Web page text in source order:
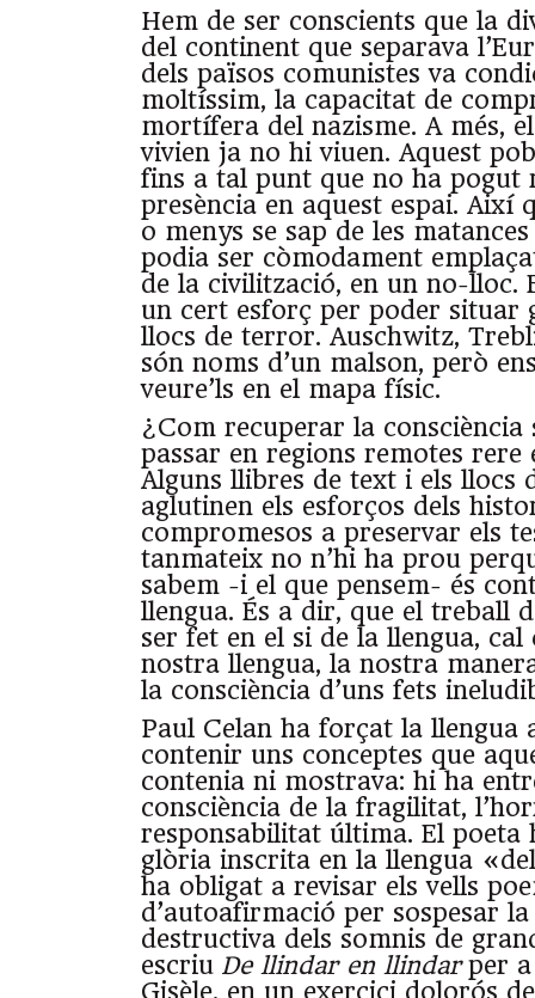
Hem de ser conscients que la
del continent que separava
dels països comunistes va
moltíssim, la capacitat de
mortífera del nazisme. A més,
vivien ja no hi viuen. Aquest
fins a tal punt que no ha pogut
presència en aquest espai. Així
o menys se sap de les
podia ser còmodament
de la civilització, en un no-lloc.
un cert esforç per poder situar
llocs de terror. Auschwitz,
són noms d’un malson, però
veure’ls en el mapa físic.
¿Com recuperar la consciència
passar en regions remotes rere
Alguns llibres de text i els llocs
aglutinen els esforços dels
compromesos a preservar els
tanmateix no n’hi ha prou
sabem -i el que pensem- és
llengua. És a dir, que el treball
ser fet en el si de la llengua,
nostra llengua, la nostra
la consciència d’uns fets
Paul Celan ha forçat la llengua
contenir uns conceptes que
contenia ni mostrava: hi ha
consciència de la fragilitat,
responsabilitat última. El
glòria inscrita en la llengua
ha obligat a revisar els vells
d’autoafirmació per sospesar
destructiva dels somnis de
escriu De llindar en llindarper a
Gisèle, en un exercici dolorós